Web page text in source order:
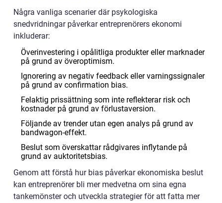
Några vanliga scenarier där psykologiska
snedvridningar påverkar entreprenörers ekonomi
inkluderar:
Överinvestering i opålitliga produkter eller marknader
på grund av överoptimism.
Ignorering av negativ feedback eller varningssignaler
på grund av confirmation bias.
Felaktig prissättning som inte reflekterar risk och
kostnader på grund av förlustaversion.
Följande av trender utan egen analys på grund av
bandwagon-effekt.
Beslut som överskattar rådgivares inflytande på
grund av auktoritetsbias.
Genom att förstå hur bias påverkar ekonomiska beslut
kan entreprenörer bli mer medvetna om sina egna
tankemönster och utveckla strategier för att fatta mer